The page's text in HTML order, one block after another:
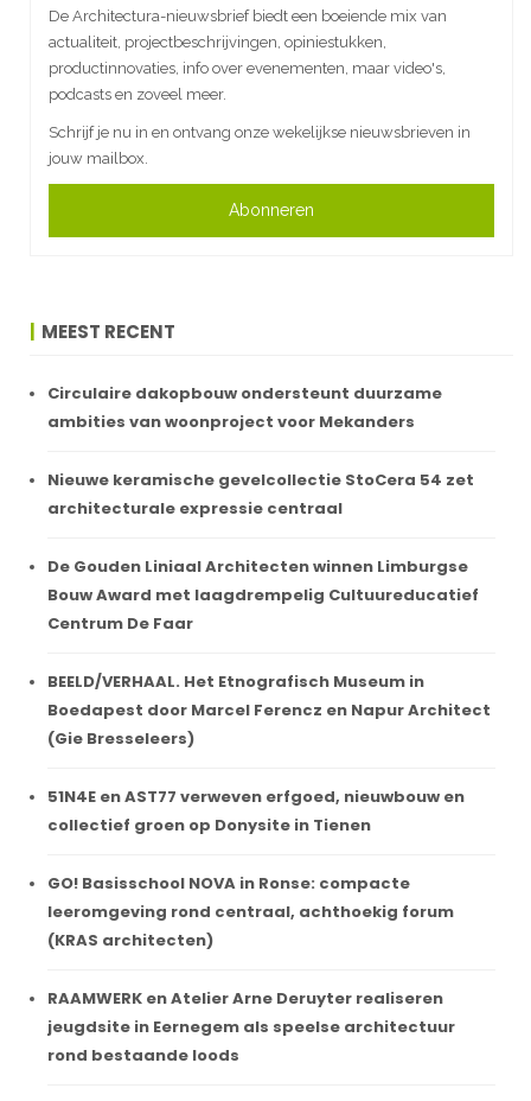
De Architectura-nieuwsbrief biedt een boeiende mix van
actualiteit, projectbeschrijvingen, opiniestukken,
productinnovaties, info over evenementen, maar video's,
podcasts en zoveel meer.
Schrijf je nu in en ontvang onze wekelijkse nieuwsbrieven in
jouw mailbox.
Abonneren
MEEST RECENT
Circulaire dakopbouw ondersteunt duurzame
ambities van woonproject voor Mekanders
Nieuwe keramische gevelcollectie StoCera 54 zet
architecturale expressie centraal
De Gouden Liniaal Architecten winnen Limburgse
Bouw Award met laagdrempelig Cultuureducatief
Centrum De Faar
BEELD/VERHAAL. Het Etnografisch Museum in
Boedapest door Marcel Ferencz en Napur Architect
(Gie Bresseleers)
51N4E en AST77 verweven erfgoed, nieuwbouw en
collectief groen op Donysite in Tienen
GO! Basisschool NOVA in Ronse: compacte
leeromgeving rond centraal, achthoekig forum
(KRAS architecten)
RAAMWERK en Atelier Arne Deruyter realiseren
jeugdsite in Eernegem als speelse architectuur
rond bestaande loods